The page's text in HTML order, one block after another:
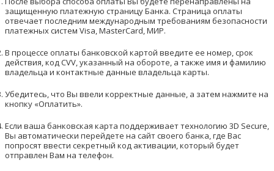
защищенную платежную страницу Банка. Страница оплаты
отвечает последним международным требованиям безопасности
платежных систем Visa, MasterCard, МИР.
В процессе оплаты банковской картой введите ее номер, срок
действия, код CVV, указанный на обороте, а также имя и фамилию
владельца и контактные данные владельца карты.
Убедитесь, что Вы ввели корректные данные, а затем нажмите на
кнопку «Оплатить».
Если ваша банковская карта поддерживает технологию 3D Secure,
Вы автоматически перейдете на сайт своего банка, где Вас
попросят ввести секретный код активации, который будет
отправлен Вам на телефон.